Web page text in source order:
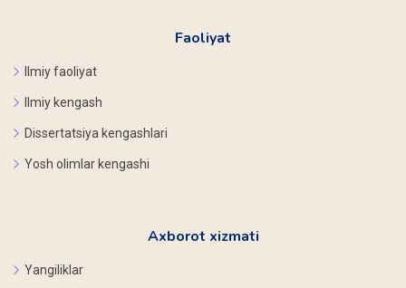
Faoliyat
Ilmiy faoliyat
Ilmiy kengash
Dissertatsiya kengashlari
Yosh olimlar kengashi
Axborot xizmati
Yangiliklar